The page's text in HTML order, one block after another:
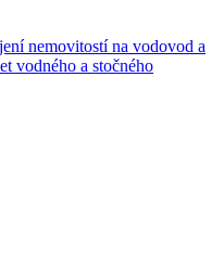
nemovitostí na vodovod a
vodného a stočného